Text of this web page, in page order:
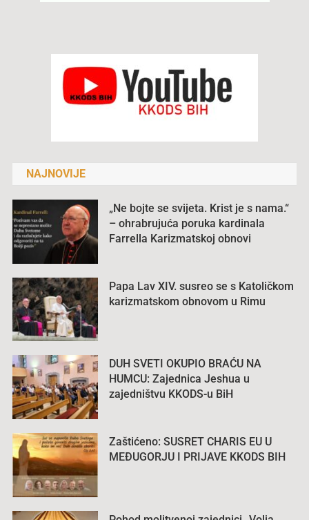
NAJNOVIJE
„Ne bojte se svijeta. Krist je s nama.“
– ohrabrujuća poruka kardinala
Farrella Karizmatskoj obnovi
Papa Lav XIV. susreo se s Katoličkom
karizmatskom obnovom u Rimu
DUH SVETI OKUPIO BRAĆU NA
HUMCU: Zajednica Jeshua u
zajedništvu KKODS-u BiH
Zaštićeno: SUSRET CHARIS EU U
MEĐUGORJU I PRIJAVE KKODS BIH